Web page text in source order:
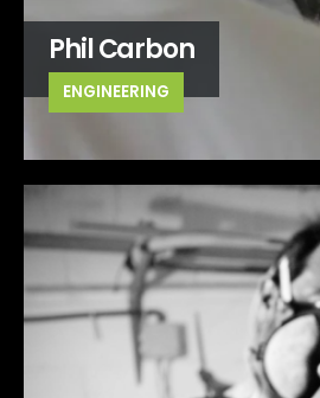
Phil Carbon
ENGINEERING